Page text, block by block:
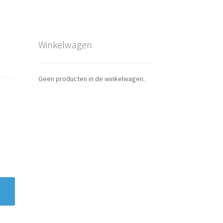
Winkelwagen
Geen producten in de winkelwagen.